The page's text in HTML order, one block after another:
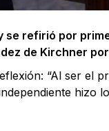
se refirió por
de Kirchner
“Al ser el
hizo